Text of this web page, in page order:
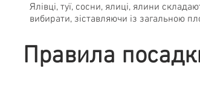
Ялівці, туї, сосни, ялиці, ялини
вибирати, зіставляючи із загальною
Правила